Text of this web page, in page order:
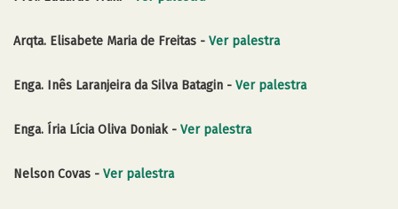
Arqta. Elisabete Maria de Freitas - Ver palestra
Enga. Inês Laranjeira da Silva Batagin - Ver palestra
Enga. Íria Lícia Oliva Doniak - Ver palestra
Nelson Covas - Ver palestra